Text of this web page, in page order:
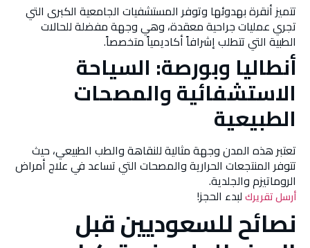
تتميز أنقرة بهدوئها وتوفر المستشفيات الجامعية الكبرى التي
تجري عمليات جراحية معقدة، وهي وجهة مفضلة للحالات
الطبية التي تتطلب إشرافاً أكاديمياً متخصصاً.
أنطاليا وبورصة: السياحة
الاستشفائية والمصحات
الطبيعية
تعتبر هذه المدن وجهة مثالية للنقاهة والطب الطبيعي، حيث
تتوفر المنتجعات الحرارية والمصحات التي تساعد في علاج أمراض
الروماتيزم والجلدية.
أرسل تقريركلبدء الحجز!
نصائح للسعوديين قبل